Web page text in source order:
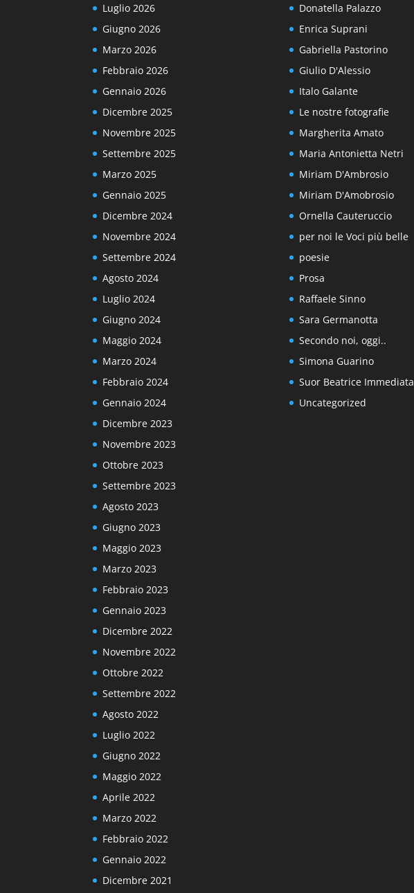
Luglio 2026
Giugno 2026
Marzo 2026
Febbraio 2026
Gennaio 2026
Dicembre 2025
Novembre 2025
Settembre 2025
Marzo 2025
Gennaio 2025
Dicembre 2024
Novembre 2024
Settembre 2024
Agosto 2024
Luglio 2024
Giugno 2024
Maggio 2024
Marzo 2024
Febbraio 2024
Gennaio 2024
Dicembre 2023
Novembre 2023
Ottobre 2023
Settembre 2023
Agosto 2023
Giugno 2023
Maggio 2023
Marzo 2023
Febbraio 2023
Gennaio 2023
Dicembre 2022
Novembre 2022
Ottobre 2022
Settembre 2022
Agosto 2022
Luglio 2022
Giugno 2022
Maggio 2022
Aprile 2022
Marzo 2022
Febbraio 2022
Gennaio 2022
Dicembre 2021
Donatella Palazzo
Enrica Suprani
Gabriella Pastorino
Giulio D'Alessio
Italo Galante
Le nostre fotografie
Margherita Amato
Maria Antonietta Netri
Miriam D'Ambrosio
Miriam D'Amobrosio
Ornella Cauteruccio
per noi le Voci più belle
poesie
Prosa
Raffaele Sinno
Sara Germanotta
Secondo noi, oggi..
Simona Guarino
Suor Beatrice Immediata
Uncategorized